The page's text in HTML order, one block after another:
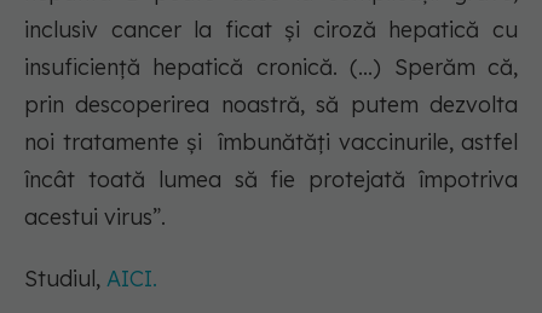
inclusiv cancer la ficat și ciroză hepatică cu
insuficiență hepatică cronică. (...) Sperăm că,
prin descoperirea noastră, să putem dezvolta
noi tratamente și îmbunătăți vaccinurile, astfel
încât toată lumea să fie protejată împotriva
acestui virus”.
Studiul, AICI.